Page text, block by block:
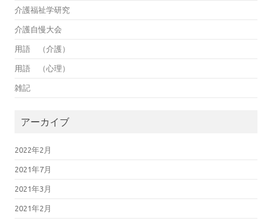
介護福祉学研究
介護自慢大会
用語 （介護）
用語 （心理）
雑記
アーカイブ
2022年2月
2021年7月
2021年3月
2021年2月